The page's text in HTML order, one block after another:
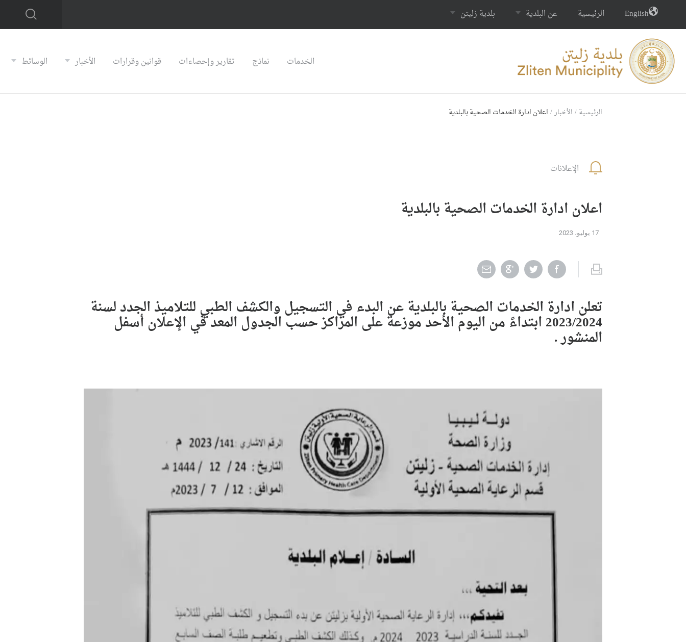
English الرئيسية عن البلدية بلدية زليتن
الخدمات نماذج تقارير وإحصاءات قوانين وقرارات الأخبار الوسائط
الرئيسية / الأخبار/ اعلان ادارة الخدمات الصحية بالبلدية
الإعلانات
اعلان ادارة الخدمات الصحية بالبلدية
17 يوليو، 2023
تعلن ادارة الخدمات الصحية بالبلدية عن البدء في التسجيل والكشف الطبي للتلاميذ الجدد لسنة
2023/2024 ابتداءً من اليوم الأحد موزعة على المراكز حسب الجدول المعد في الإعلان أسفل
المنشور .